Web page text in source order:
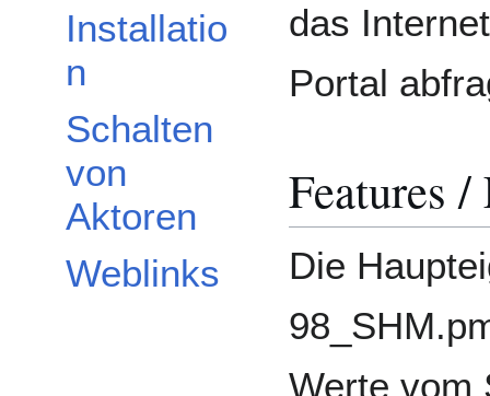
Installatio
n
Schalten
von
Aktoren
Weblinks
das Internet
Portal
Features
Die
Werte vom